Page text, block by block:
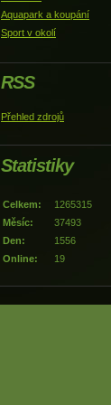
Aquapark a koupání
Sport v okolí
RSS
Přehled zdrojů
Statistiky
Online: 19
Celkem:
1265315
Měsíc:
37493
Den:
1556